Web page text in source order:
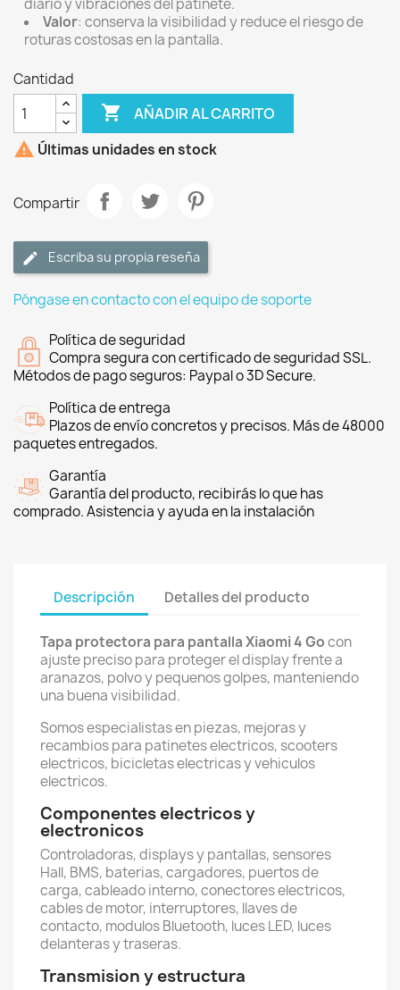
diario y vibraciones del patinete.
Valor: conserva la visibilidad y reduce el riesgo de
roturas costosas en la pantalla.
Cantidad
 AÑADIR AL CARRITO
 Últimas unidades en stock
Compartir
Escriba su propia reseña
Póngase en contacto con el equipo de soporte
Política de seguridad
Compra segura con certificado de seguridad SSL.
Métodos de pago seguros: Paypal o 3D Secure.
Política de entrega
Plazos de envío concretos y precisos. Más de 48000
paquetes entregados.
Garantía
Garantía del producto, recibirás lo que has
comprado. Asistencia y ayuda en la instalación
Descripción Detalles del producto
Tapa protectora para pantalla Xiaomi 4 Gocon
ajuste preciso para proteger el display frente a
aranazos, polvo y pequenos golpes, manteniendo
una buena visibilidad.
Somos especialistas en piezas, mejoras y
recambios para patinetes electricos, scooters
electricos, bicicletas electricas y vehiculos
electricos.
Componentes electricos y
electronicos
Controladoras, displays y pantallas, sensores
Hall, BMS, baterias, cargadores, puertos de
carga, cableado interno, conectores electricos,
cables de motor, interruptores, llaves de
contacto, modulos Bluetooth, luces LED, luces
delanteras y traseras.
Transmision y estructura